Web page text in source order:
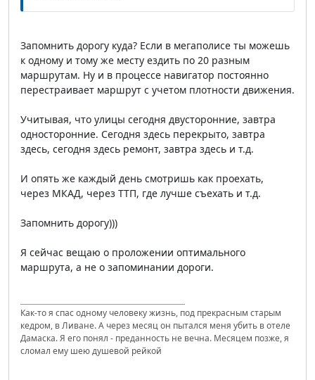
Запомнить дорогу куда? Если в мегаполисе ты можешь
к одному и тому же месту ездить по 20 разным
маршрутам. Ну и в процессе навигатор постоянно
перестраивает маршрут с учетом плотности движения.
Учитывая, что улицы сегодня двусторонние, завтра
односторонние. Сегодня здесь перекрыто, завтра
здесь, сегодня здесь ремонт, завтра здесь и т.д.
И опять же каждый день смотришь как проехать,
через МКАД, через ТТП, где лучше съехать и т.д.
Запомнить дорогу)))
Я сейчас вещаю о проложении оптимального
маршрута, а не о запоминании дороги.
Как-то я спас одному человеку жизнь, под прекрасным старым
кедром, в Ливане. А через месяц он пытался меня убить в отеле
Дамаска. Я его понял - преданность не вечна. Месяцем позже, я
сломал ему шею душевой рейкой